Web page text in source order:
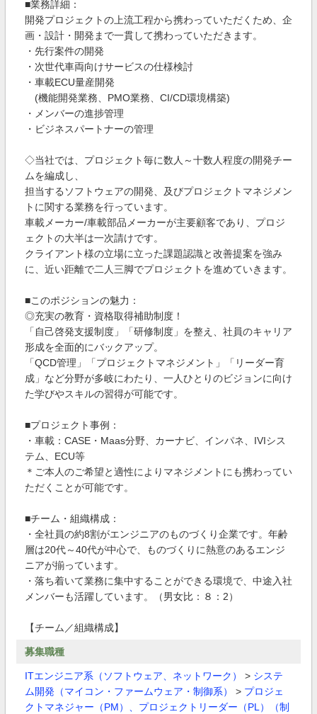
■業務詳細：
開発プロジェクトの上流工程から携わっていただくため、企
画・設計・開発まで一貫して携わっていただきます。
・先行案件の開発
・次世代車両向けサービスの仕様検討
・車載ECU量産開発
(機能開発業務、PMO業務、CI/CD環境構築)
・メンバーの進捗管理
・ビジネスパートナーの管理
◇当社では、プロジェクト毎に数人～十数人程度の開発チー
ムを編成し、
担当するソフトウェアの開発、及びプロジェクトマネジメン
トに関する業務を行っています。
車載メーカー/車載部品メーカーが主要顧客であり、プロジ
ェクトの大半は一次請けです。
クライアント様の立場に立った課題認識と改善提案を強み
に、近い距離で二人三脚でプロジェクトを進めていきます。
■このポジションの魅力：
◎充実の教育・資格取得補助制度！
「自己啓発支援制度」「研修制度」を整え、社員のキャリア
形成を全面的にバックアップ。
「QCD管理」「プロジェクトマネジメント」「リーダー育
成」など分野が多岐にわたり、一人ひとりのビジョンに向け
た学びやスキルの習得が可能です。
■プロジェクト事例：
・車載：CASE・Maas分野、カーナビ、インパネ、IVIシス
テム、ECU等
＊ご本人のご希望と適性によりマネジメントにも携わってい
ただくことが可能です。
■チーム・組織構成：
・全社員の約8割がエンジニアのものづくり企業です。年齢
層は20代～40代が中心で、ものづくりに熱意のあるエンジ
ニアが揃っています。
・落ち着いて業務に集中することができる環境で、中途入社
メンバーも活躍しています。（男女比：８：2）
【チーム／組織構成】
募集職種
ITエンジニア系（ソフトウェア、ネットワーク） > システ
ム開発（マイコン・ファームウェア・制御系）
> プロジェ
クトマネジャー（PM）、プロジェクトリーダー（PL）（制